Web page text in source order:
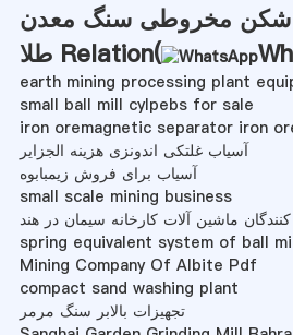
شکن مخروطی سنگ معدن
طلا Relation(
earth mining processing plant
small ball mill cylpebs for sale
iron oremagnetic separator iron
آسیاب غلتکی اندونزی هزینه الجزایر
آسیاب برای فروش زیمبابوه
small scale mining business
کنندگان ماشین آلات کارخانه سیمان در هند
spring equivalent system of ball
Mining Company Of Albite Pdf
compact sand washing plant
تجهیزات بالابر سنگ مرمر